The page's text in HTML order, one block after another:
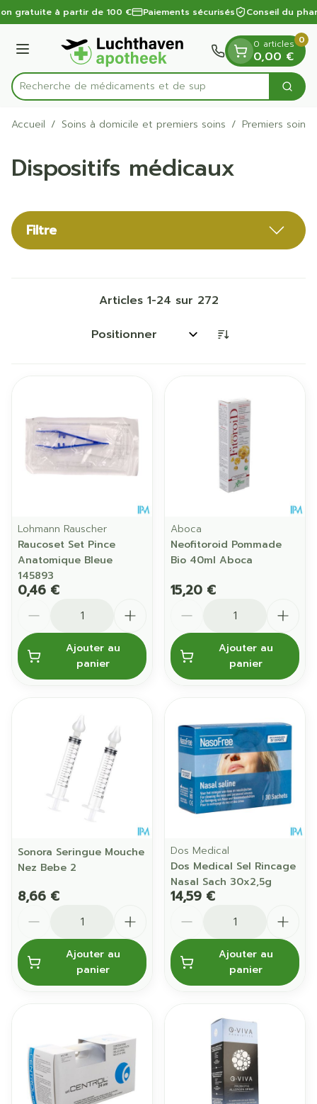
Aller au contenu
1 de 1
gratuite à partir de 100 € Paiements sécurisés Conseil du
Menu
Rechercher
Recherche de m
0 articles
0,00 €
0
Accueil / Soins à domicile et premiers soins / Premiers soins
Dispositifs médicaux
Filtre
Articles 1-24 sur 272
Trier par:
Lohmann Rauscher
Raucoset Set Pince
Anatomique Bleue
145893
0,46 €
Ajouter au
panier
Aboca
Neofitoroid Pommade
Bio 40ml Aboca
15,20 €
Ajouter au
panier
Sonora Seringue Mouche
Nez Bebe 2
8,66 €
Ajouter au
panier
Dos Medical
Dos Medical Sel Rincage
Nasal Sach 30x2,5g
14,59 €
Ajouter au
panier